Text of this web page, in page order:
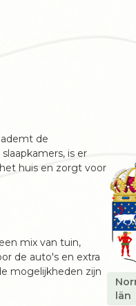
de
is er
huis en zorgt voor
mix van tuin,
de auto's en extra
mogelijkheden zijn
län